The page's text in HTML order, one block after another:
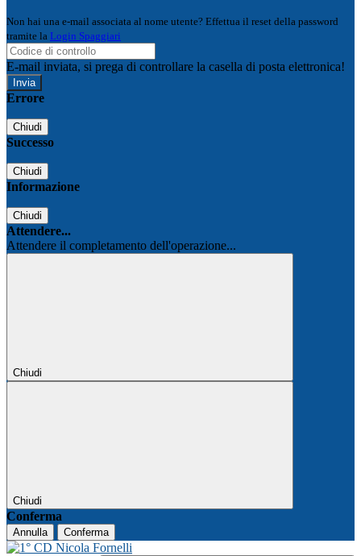
Non hai una e-mail associata al nome utente? Effettua il reset della password
tramite la Login Spaggiari
E-mail inviata, si prega di controllare la casella di posta elettronica!
Errore
Chiudi
Successo
Chiudi
Informazione
Chiudi
Attendere...
Attendere il completamento dell'operazione...
Chiudi
Chiudi
Conferma
Annulla Conferma